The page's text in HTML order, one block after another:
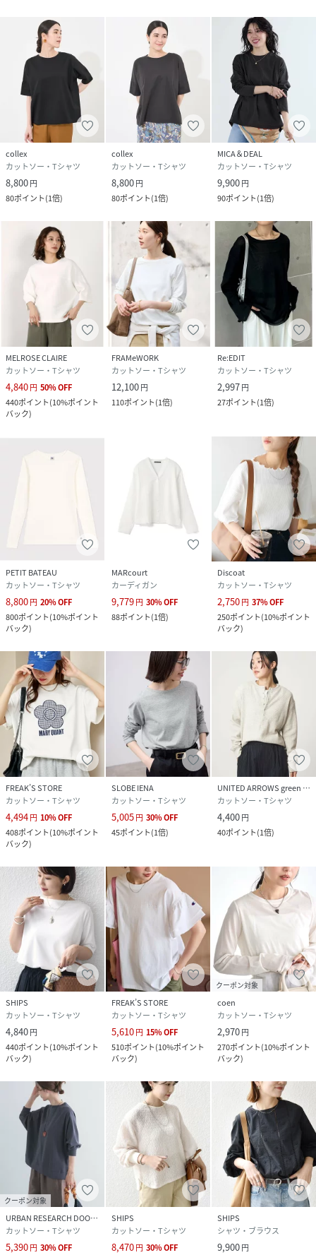
collex
カットソー・Tシャツ
8,800円
80ポイント(1倍)
collex
カットソー・Tシャツ
8,800円
80ポイント(1倍)
MICA＆DEAL
カットソー・Tシャツ
9,900円
90ポイント(1倍)
MELROSE CLAIRE
カットソー・Tシャツ
4,840円 50%OFF
440ポイント(10%ポイント
バック)
FRAMeWORK
カットソー・Tシャツ
12,100円
110ポイント(1倍)
Re:EDIT
カットソー・Tシャツ
2,997円
27ポイント(1倍)
PETIT BATEAU
カットソー・Tシャツ
8,800円 20%OFF
800ポイント(10%ポイント
バック)
MARcourt
カーディガン
9,779円 30%OFF
88ポイント(1倍)
Discoat
カットソー・Tシャツ
2,750円 37%OFF
250ポイント(10%ポイント
バック)
FREAK’S STORE
カットソー・Tシャツ
4,494円 10%OFF
408ポイント(10%ポイント
バック)
SLOBE IENA
カットソー・Tシャツ
5,005円 30%OFF
45ポイント(1倍)
UNITED ARROWS green label relaxing
カットソー・Tシャツ
4,400円
40ポイント(1倍)
SHIPS
カットソー・Tシャツ
4,840円
440ポイント(10%ポイント
バック)
FREAK’S STORE
カットソー・Tシャツ
5,610円 15%OFF
510ポイント(10%ポイント
バック)
クーポン対象
coen
カットソー・Tシャツ
2,970円
270ポイント(10%ポイント
バック)
クーポン対象
URBAN RESEARCH DOORS
カットソー・Tシャツ
5,390円 30%OFF
SHIPS
カットソー・Tシャツ
8,470円 30%OFF
SHIPS
シャツ・ブラウス
9,900円